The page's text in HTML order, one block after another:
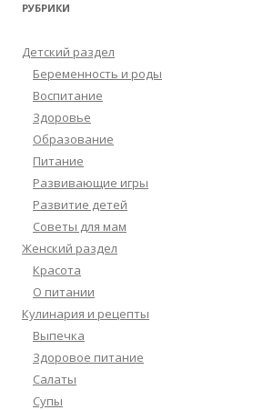
РУБРИКИ
Детский раздел
Беременность и роды
Воспитание
Здоровье
Образование
Питание
Развивающие игры
Развитие детей
Советы для мам
Женский раздел
Красота
О питании
Кулинария и рецепты
Выпечка
Здоровое питание
Салаты
Супы